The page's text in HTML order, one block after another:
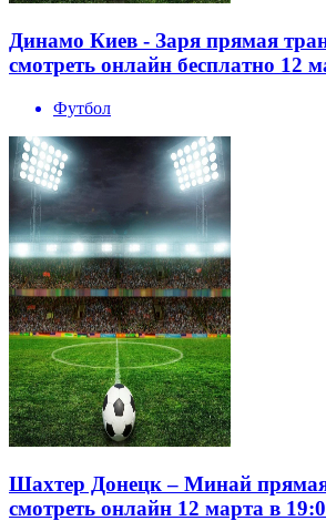
Динамо Киев - Заря прямая
смотреть онлайн бесплатно 12
Футбол
Шахтер Донецк – Минай
смотреть онлайн 12 марта в